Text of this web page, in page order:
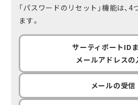
「パスワードのリセット」機能は、
ます。
サーティポートID
メールアドレスの
メールの受信